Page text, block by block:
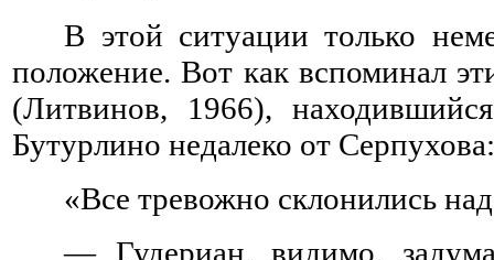
В этой ситуации только
положение. Вот как вспоминал
(Литвинов, 1966),
Бутурлино недалеко от Серпухова:
«Все тревожно склонились
— Гудериан, видимо,